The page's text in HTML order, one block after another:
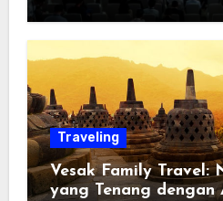
Traveling
Vesak Family Travel:
yang Tenang dengan